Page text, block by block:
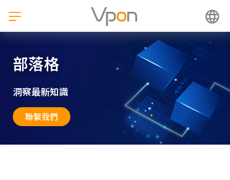
部落格
洞察最新知識
聯繫我們